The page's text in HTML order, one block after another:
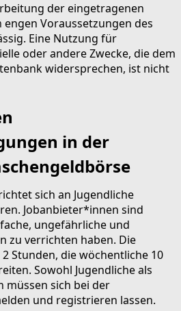
der eingetragenen
Voraussetzungen des
Eine Nutzung für
oder andere Zwecke, die dem
widersprechen, ist nicht
in der
sich an Jugendliche
Jobanbieter*innen sind
ungefährliche und
zu verrichten haben. Die
Stunden, die wöchentliche 10
Sowohl Jugendliche als
müssen sich bei der
und registrieren lassen.